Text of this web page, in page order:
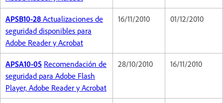
APSB10-28 Actualizaciones de
seguridad disponibles para
Adobe Reader y Acrobat
16/11/2010 01/12/2010
APSA10-05 Recomendación de
seguridad para Adobe Flash
Player, Adobe Reader y Acrobat
28/10/2010 16/11/2010